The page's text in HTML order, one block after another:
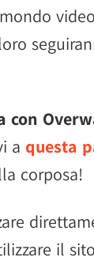
con
a questa
corposa!
il